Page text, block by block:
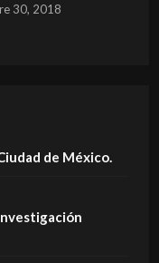
30, 2018
de México.